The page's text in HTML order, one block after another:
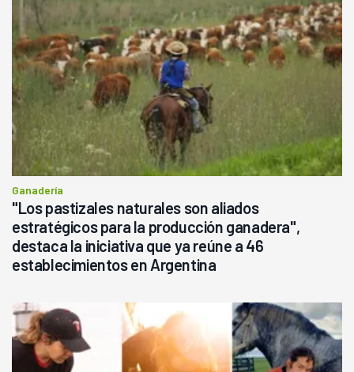
Ganadería
"Los pastizales naturales son aliados
estratégicos para la producción ganadera",
destaca la iniciativa que ya reúne a 46
establecimientos en Argentina